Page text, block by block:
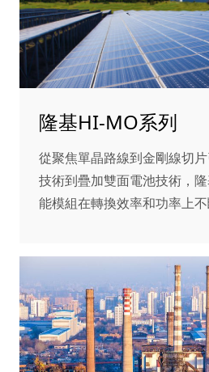
隆基HI-MO系列
從聚焦單晶路線到金剛線切
技術到疊加雙面電池技術，
能模組在轉換效率和功率上不